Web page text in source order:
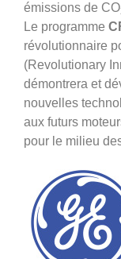
émissions de CO
Le programme
révolutionnaire
(Revolutionary
démontrera et
nouvelles
aux futurs
pour le milieu